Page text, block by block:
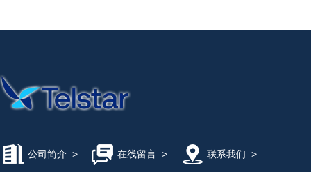
公司简介 > 在线留言> 联系我们 >